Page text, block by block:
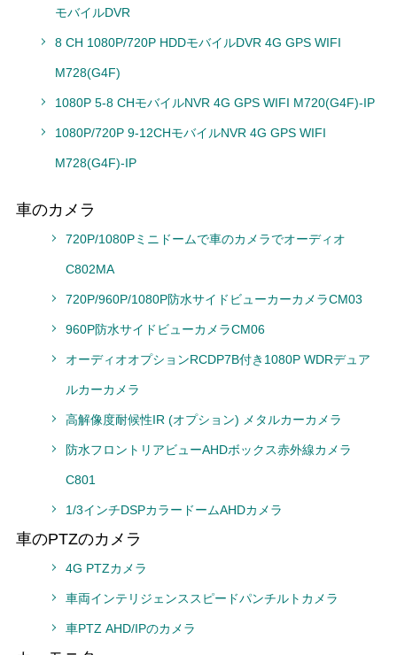
モバイルDVR
8 CH 1080P/720P HDDモバイルDVR 4G GPS WIFI
M728(G4F)
1080P 5-8 CHモバイルNVR 4G GPS WIFI M720(G4F)-IP
1080P/720P 9-12CHモバイルNVR 4G GPS WIFI
M728(G4F)-IP
車のカメラ
720P/1080Pミニドームで車のカメラでオーディオ
C802MA
720P/960P/1080P防水サイドビューカーカメラCM03
960P防水サイドビューカメラCM06
オーディオオプションRCDP7B付き1080P WDRデュア
ルカーカメラ
高解像度耐候性IR (オプション) メタルカーカメラ
防水フロントリアビューAHDボックス赤外線カメラ
C801
1/3インチDSPカラードームAHDカメラ
車のPTZのカメラ
4G PTZカメラ
車両インテリジェンススピードパンチルトカメラ
車PTZ AHD/IPのカメラ